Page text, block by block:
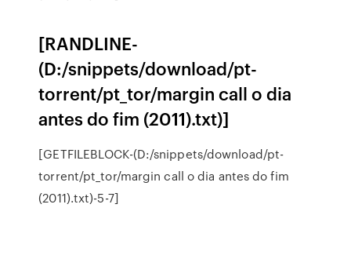
[RANDLINE-
(D:/snippets/download/pt-
torrent/pt_tor/margin call o dia
antes do fim (2011).txt)]
[GETFILEBLOCK-(D:/snippets/download/pt-
torrent/pt_tor/margin call o dia antes do fim
(2011).txt)-5-7]